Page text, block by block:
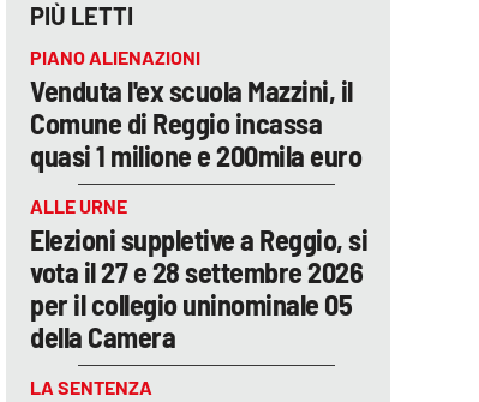
PIÙ LETTI
PIANO ALIENAZIONI
Venduta l'ex scuola Mazzini, il
Comune di Reggio incassa
quasi 1 milione e 200mila euro
ALLE URNE
Elezioni suppletive a Reggio, si
vota il 27 e 28 settembre 2026
per il collegio uninominale 05
della Camera
LA SENTENZA